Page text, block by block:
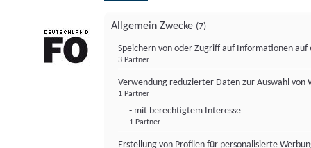
Allgemein Zwecke (7)
Speichern von oder Zugriff auf Informationen auf
3 Partner
Verwendung reduzierter Daten zur Auswahl von
1 Partner
- mit berechtigtem Interesse
1 Partner
Erstellung von Profilen für personalisierte
FONDS professionell